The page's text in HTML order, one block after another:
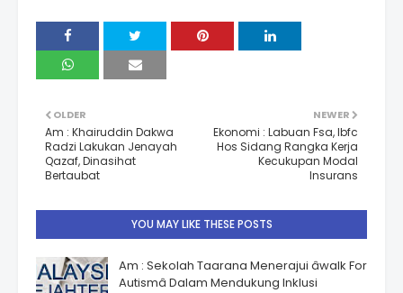
NEWER
Ekonomi : Labuan Fsa, Ibfc
Hos Sidang Rangka Kerja
Kecukupan Modal
Insurans
OLDER
Am : Khairuddin Dakwa
Radzi Lakukan Jenayah
Qazaf, Dinasihat
Bertaubat
YOU MAY LIKE THESE POSTS
Am : Sekolah Taarana Menerajui âwalk For
Autismâ Dalam Mendukung Inklusi